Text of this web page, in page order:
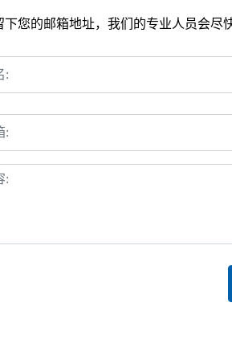
下您的邮箱地址，我们的专业人员会尽